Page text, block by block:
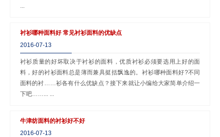
...
衬衫哪种面料好 常见衬衫面料的优缺点
2016-07-13
衬衫质量的好坏取决于衬衫的面料，优质衬衫必须要选用上好的面
料，好的衬衫面料总是薄而兼具挺括飘逸的。衬衫哪种面料好?不同
面料的衬……衫各有什么优缺点？接下来就让小编给大家简单介绍一
下吧……... ...
牛津纺面料的衬衫好不好
2016-07-13